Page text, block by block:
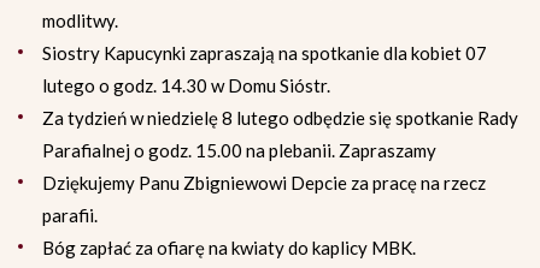
modlitwy.
Siostry Kapucynki zapraszają na spotkanie dla kobiet 07
lutego o godz. 14.30 w Domu Sióstr.
Za tydzień w niedzielę 8 lutego odbędzie się spotkanie Rady
Parafialnej o godz. 15.00 na plebanii. Zapraszamy
Dziękujemy Panu Zbigniewowi Depcie za pracę na rzecz
parafii.
Bóg zapłać za ofiarę na kwiaty do kaplicy MBK.